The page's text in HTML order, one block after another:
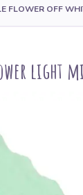
FLOWER OFF
light